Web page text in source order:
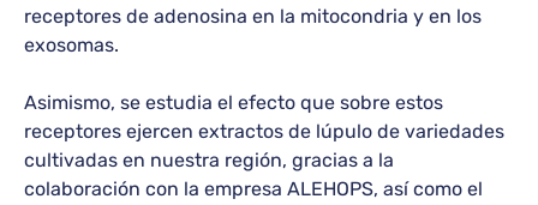
receptores de adenosina en la mitocondria y en los
exosomas.
Asimismo, se estudia el efecto que sobre estos
receptores ejercen extractos de lúpulo de variedades
cultivadas en nuestra región, gracias a la
colaboración con la empresa ALEHOPS, así como el